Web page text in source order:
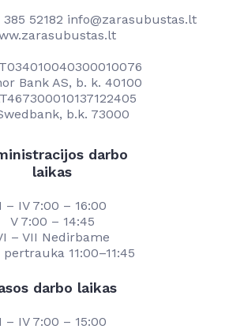
52182 info@zarasubustas.lt
Bank AS, b. k. 40100
b.k. 73000
darbo
laikas
I – IV 7:00 – 16:00
V 7:00 – 14:45
– VII Nedirbame
pertrauka 11:00–11:45
darbo laikas
I – IV 7:00 – 15:00